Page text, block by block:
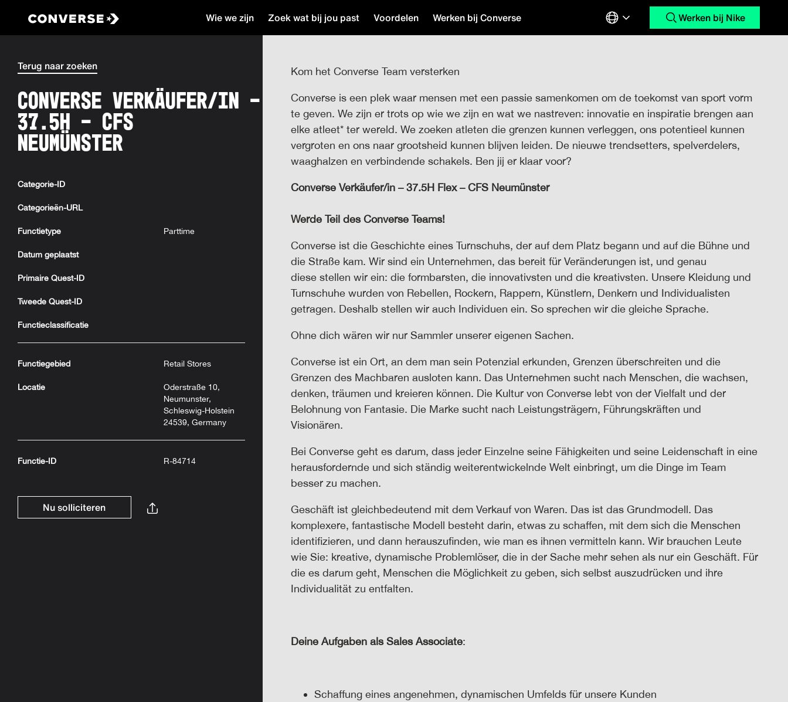
Wie we zijn Zoek wat bij jou past Voordelen Werken bij Converse Werken bij Nike
Terug naar zoeken
Converse Verkäufer/in –
37.5H - CFS
Neumünster
Categorie-ID
Categorieën-URL
Functietype Parttime
Datum geplaatst
Primaire Quest-ID
Tweede Quest-ID
Functieclassificatie
Functiegebied Retail Stores
Locatie
Oderstraße 10,
Neumunster,
Schleswig-Holstein
24539, Germany
Functie-ID R-84714
Nu solliciteren
Kom het Converse Team versterken
Converse is een plek waar mensen met een passie samenkomen om de toekomst van sport vorm
te geven. We zijn er trots op wie we zijn en wat we nastreven: innovatie en inspiratie brengen aan
elke atleet* ter wereld. We zoeken atleten die grenzen kunnen verleggen, ons potentieel kunnen
vergroten en ons naar grootsheid kunnen blijven leiden. De nieuwe trendsetters, spelverdelers,
waaghalzen en verbindende schakels. Ben jij er klaar voor?
Converse Verkäufer/in – 37.5H Flex – CFS Neumünster
Werde Teil des Converse Teams!
Converse ist die Geschichte eines Turnschuhs, der auf dem Platz begann und auf die Bühne und
die Straße kam. Wir sind ein Unternehmen, das bereit für Veränderungen ist, und genau
diesestellen wir ein: die formbarsten, die innovativsten und die kreativsten. Unsere Kleidung und
Turnschuhe wurden von Rebellen, Rockern, Rappern, Künstlern, Denkern und Individualisten
getragen. Deshalb stellen wir auch Individuen ein. So sprechen wir die gleiche Sprache.
Ohne dich wären wir nur Sammler unserer eigenen Sachen.
Converse ist ein Ort, an dem man sein Potenzial erkunden, Grenzen überschreiten und die
Grenzen des Machbaren ausloten kann. Das Unternehmen sucht nach Menschen, die wachsen,
denken, träumen und kreieren können. Die Kultur von Converse lebt von der Vielfalt und der
Belohnung von Fantasie. Die Marke sucht nach Leistungsträgern, Führungskräften und
Visionären.
Bei Converse geht es darum, dass jeder Einzelne seine Fähigkeiten und seine Leidenschaft in eine
herausfordernde und sich ständig weiterentwickelnde Welt einbringt, um die Dinge im Team
besser zu machen.
Geschäft ist gleichbedeutend mit dem Verkauf von Waren. Das ist das Grundmodell. Das
komplexere, fantastische Modell besteht darin, etwas zu schaffen, mit dem sich die Menschen
identifizieren, und dann herauszufinden, wie man es ihnen vermitteln kann. Wir brauchen Leute
wie Sie: kreative, dynamische Problemlöser, die in der Sache mehr sehen als nur ein Geschäft. Für
die es darum geht, Menschen die Möglichkeit zu geben, sich selbst auszudrücken und ihre
Individualität zu entfalten.
Deine Aufgaben alsSales Associate:
Schaffung eines angenehmen, dynamischen Umfelds für unsere Kunden